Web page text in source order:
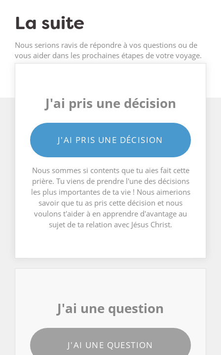
La suite
Nous serions ravis de répondre à vos questions ou de
vous aider dans les prochaines étapes de votre voyage.
J'ai pris une décision
J'AI PRIS UNE DÉCISION
Nous sommes si contents que tu aies fait cette
prière. Tu viens de prendre l'une des décisions
les plus importantes de ta vie ! Nous aimerions
savoir que tu as pris cette décision et nous
voulons t'aider à en apprendre d'avantage au
sujet de ta relation avec Jésus Christ.
J'ai une question
J'AI UNE QUESTION